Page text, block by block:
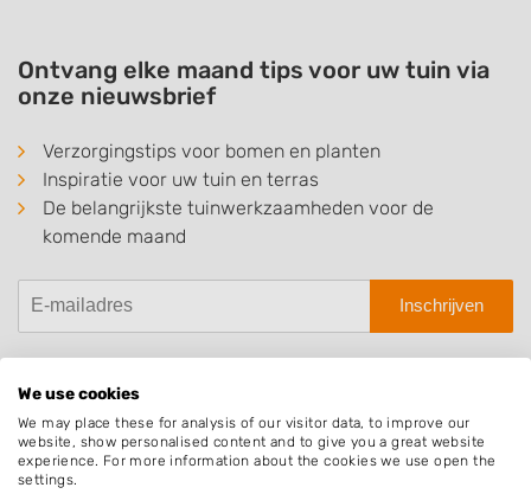
Ontvang elke maand tips voor uw tuin via
onze nieuwsbrief
Verzorgingstips voor bomen en planten
Inspiratie voor uw tuin en terras
De belangrijkste tuinwerkzaamheden voor de
komende maand
Inschrijven
Hovenier.nl
Adverteren
We use cookies
We may place these for analysis of our visitor data, to improve our
website, show personalised content and to give you a great website
experience. For more information about the cookies we use open the
settings.